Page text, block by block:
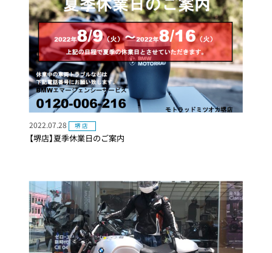
【堺店】夏季休業日のご案内
2022.07.28 堺店